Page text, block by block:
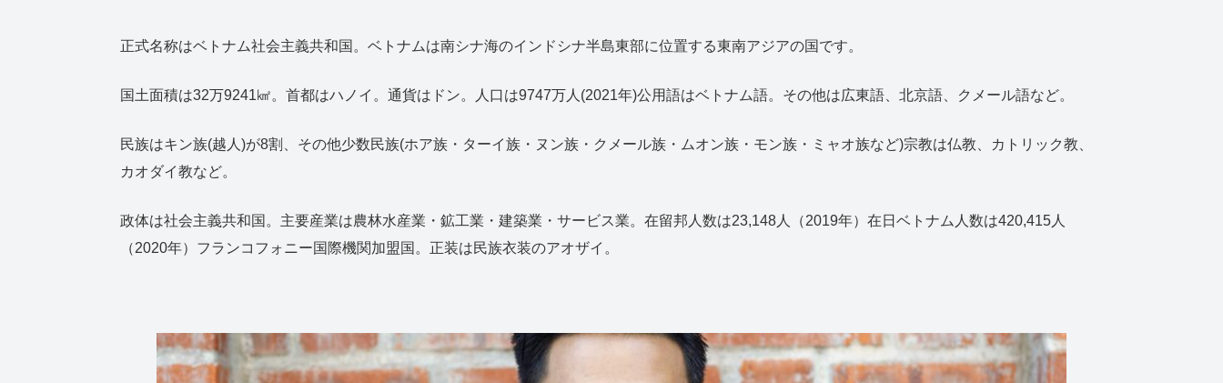
正式名称はベトナム社会主義共和国。ベトナムは南シナ海のインドシナ半島東部に位置する東南アジアの国です。
国土面積は32万9241㎢。首都はハノイ。通貨はドン。人口は9747万人(2021年)公用語はベトナム語。その他は広東語、北京語、クメール語など。
民族はキン族(越人)が8割、その他少数民族(ホア族・ターイ族・ヌン族・クメール族・ムオン族・モン族・ミャオ族など)宗教は仏教、カトリック教、
カオダイ教など。
政体は社会主義共和国。主要産業は農林水産業・鉱工業・建築業・サービス業。在留邦人数は23,148人（2019年）在日ベトナム人数は420,415人
（2020年）フランコフォニー国際機関加盟国。正装は民族衣装のアオザイ。